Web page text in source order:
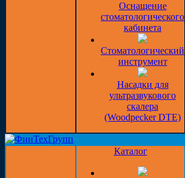
Оснащение
стоматологического
кабинета
Стоматологический
инструмент
Насадки для
ультразвукового
скалера
(Woodpecker DTE)
Каталог